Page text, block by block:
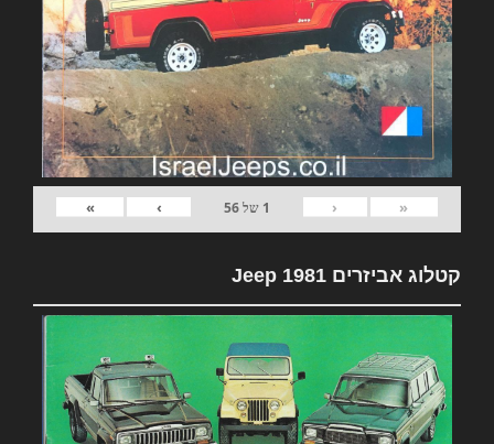
«
‹
1 של56
›
»
קטלוג אביזרים 1981 Jeep